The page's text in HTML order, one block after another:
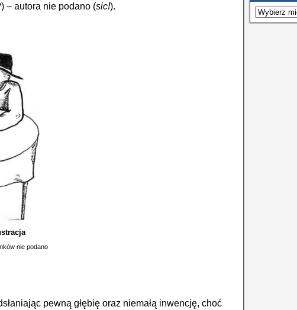
– autora nie podano (sic!).
nie podano
pewną głębię oraz niemałą inwencję, choć